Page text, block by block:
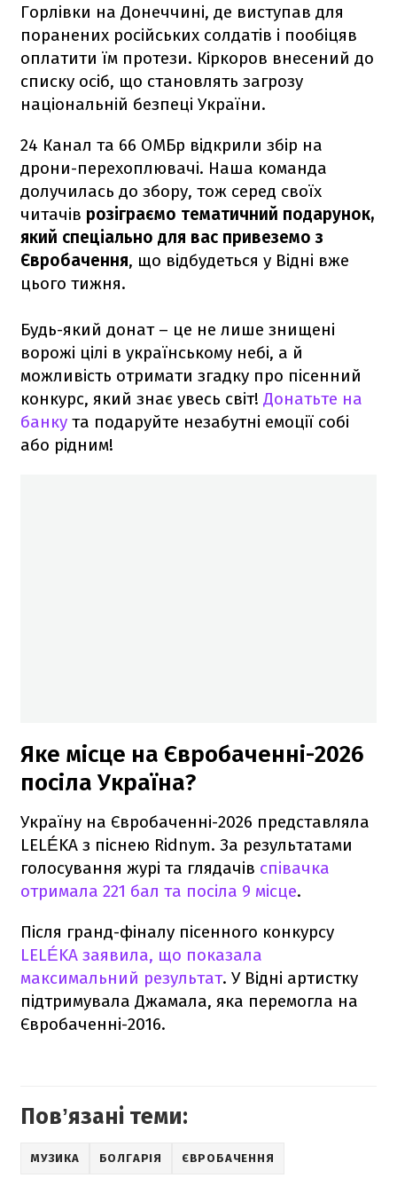
Горлівки на Донеччині, де виступав для
поранених російських солдатів і пообіцяв
оплатити їм протези. Кіркоров внесений до
списку осіб, що становлять загрозу
національній безпеці України.
24 Канал та 66 ОМБр відкрили збір на
дрони-перехоплювачі. Наша команда
долучилась до збору, тож серед своїх
читачів розіграємо тематичний подарунок,
який спеціально для вас привеземо з
Євробачення, що відбудеться у Відні вже
цього тижня.
Будь-який донат – це не лише знищені
ворожі цілі в українському небі, а й
можливість отримати згадку про пісенний
конкурс, який знає увесь світ! Донатьте на
банку та подаруйте незабутні емоції собі
або рідним!
Яке місце на Євробаченні-2026
посіла Україна?
Україну на Євробаченні-2026 представляла
LELÉKA з піснею Ridnym. За результатами
голосування журі та глядачів співачка
отримала 221 бал та посіла 9 місце.
Після гранд-фіналу пісенного конкурсу
LELÉKA заявила, що показала
максимальний результат. У Відні артистку
підтримувала Джамала, яка перемогла на
Євробаченні-2016.
Повʼязані теми:
МУЗИКА БОЛГАРІЯ ЄВРОБАЧЕННЯ